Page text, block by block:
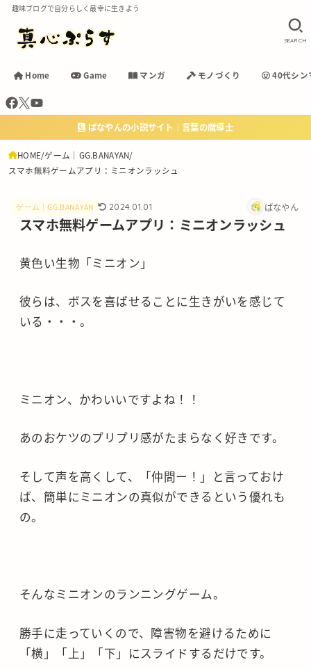
趣味ブログで自分らしく最幸に生きよう
Home Game マンガ モノづくり 40代シン
SEARCH
ばなやんの小説サイト｜言葉の魔導士
HOME ゲーム｜GG.BANAYAN
スマホ無料ゲームアプリ：ミニオンラッシュ
ゲーム｜GG.BANAYAN 2024.01.01 ばなやん
スマホ無料ゲームアプリ：ミニオンラッシュ
黄色い生物「ミニオン」
彼らは、ボスを喜ばせることに生きがいを感じて
いる・・・。
ミニオン、かわいいですよね！！
あのおケツのプリプリ感がたまらなく好きです。
そして声を高くして、「仲間ー！」と言っておけ
ば、簡単にミニオンの真似ができるという優れも
の。
そんなミニオンのランニングゲーム。
勝手に走っていくので、障害物を避けるために
「横」「上」「下」にスライドするだけです。